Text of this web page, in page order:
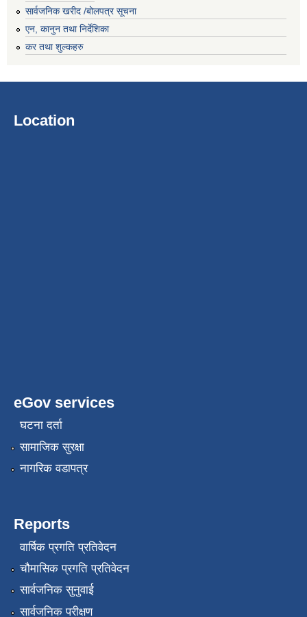
सार्वजनिक खरीद /बोलपत्र सूचना
एन, कानुन तथा निर्देशिका
कर तथा शुल्कहरु
Location
eGov services
घटना दर्ता
सामाजिक सुरक्षा
नागरिक वडापत्र
Reports
वार्षिक प्रगति प्रतिवेदन
चौमासिक प्रगति प्रतिवेदन
सार्वजनिक सुनुवाई
सार्वजनिक परीक्षण